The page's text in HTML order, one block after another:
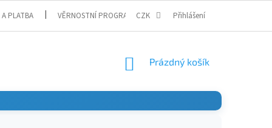
PLATBA VĚRNOSTNÍ PROGRAM CZK Přihlášení
NÁKUPNÍ
Prázdný košík